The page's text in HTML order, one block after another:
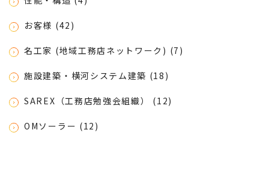
お客様 (42)
名工家 (地域工務店ネットワーク) (7)
施設建築・横河システム建築 (18)
SAREX（工務店勉強会組織） (12)
OMソーラー (12)